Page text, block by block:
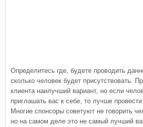
Определитесь где, будете проводить
сколько человек будет присутствовать.
клиента наилучший вариант, но если
приглашать вас к себе, то лучше
Многие спонсоры советуют не говорить
но на самом деле это не самый лучший